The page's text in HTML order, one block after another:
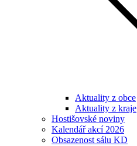
Aktuality z obce
Aktuality z kraje
Hostišovské noviny
Kalendář akcí 2026
Obsazenost sálu KD